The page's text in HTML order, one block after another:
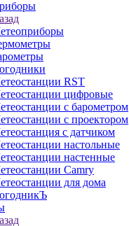
RST
цифровые
с барометром
с проектором
с датчиком
настольные
настенные
Camry
для дома